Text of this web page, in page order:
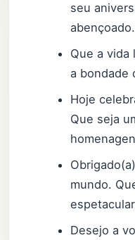
seu
abençoado.
Que a vida
a bondade
Hoje
Que seja
mundo.
Desejo a